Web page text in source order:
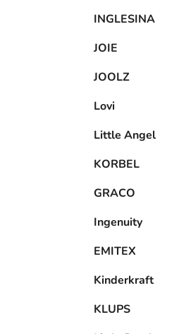
INGLESINA
JOIE
JOOLZ
Lovi
Little Angel
KORBEL
GRACO
Ingenuity
EMITEX
Kinderkraft
KLUPS